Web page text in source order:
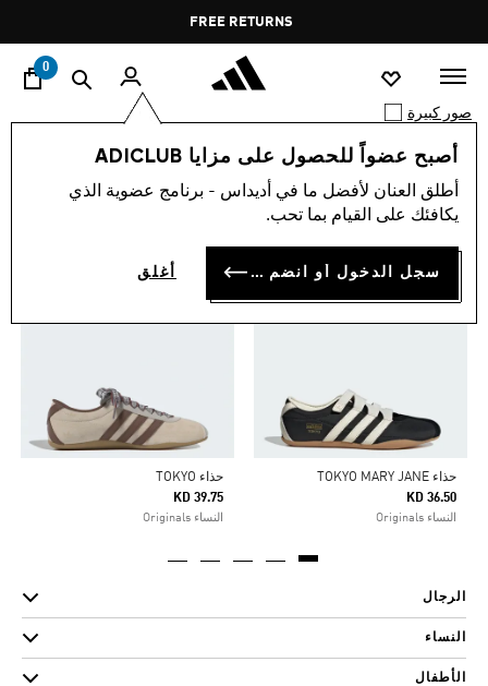
Pause
promotion
rotation
FREE RETURNS
0
أصبح عضواً للحصول على مزايا ADICLUB
أطلق العنان لأفضل ما في أديداس - برنامج عضوية الذي
يكافئك على القيام بما تحب.
سجل الدخول أو انضم الآن أغلق
صور كبيرة
TOP PICKS FOR YOU
حذاء TOKYO MARY JANE
KD 36.50
النساء Originals
حذاء TOKYO
KD 39.75
النساء Originals
الرجال
النساء
الأطفال